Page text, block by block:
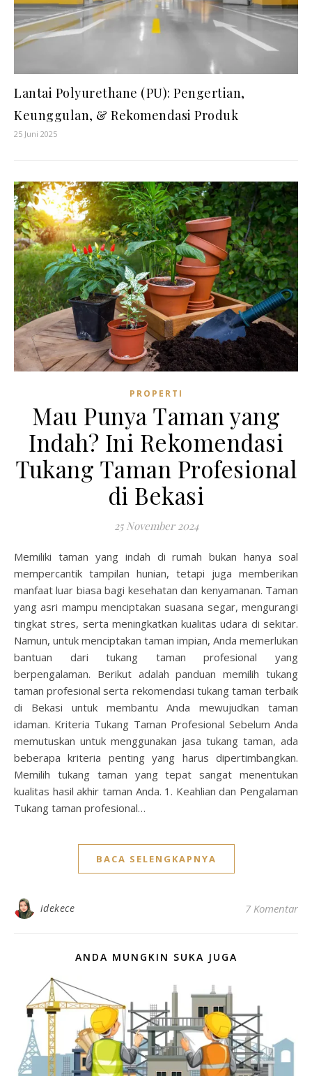
Lantai Polyurethane (PU): Pengertian,
Keunggulan, & Rekomendasi Produk
25 Juni 2025
PROPERTI
Mau Punya Taman yang
Indah? Ini Rekomendasi
Tukang Taman Profesional
di Bekasi
25 November 2024
Memiliki taman yang indah di rumah bukan hanya soal
mempercantik tampilan hunian, tetapi juga memberikan
manfaat luar biasa bagi kesehatan dan kenyamanan. Taman
yang asri mampu menciptakan suasana segar, mengurangi
tingkat stres, serta meningkatkan kualitas udara di sekitar.
Namun, untuk menciptakan taman impian, Anda memerlukan
bantuan dari tukang taman profesional yang
berpengalaman. Berikut adalah panduan memilih tukang
taman profesional serta rekomendasi tukang taman terbaik
di Bekasi untuk membantu Anda mewujudkan taman
idaman. Kriteria Tukang Taman Profesional Sebelum Anda
memutuskan untuk menggunakan jasa tukang taman, ada
beberapa kriteria penting yang harus dipertimbangkan.
Memilih tukang taman yang tepat sangat menentukan
kualitas hasil akhir taman Anda. 1. Keahlian dan Pengalaman
Tukang taman profesional…
BACA SELENGKAPNYA
idekece 7 Komentar
ANDA MUNGKIN SUKA JUGA